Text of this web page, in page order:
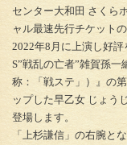
センター大和田 さくら
ャル最速先行チケット
2022年8月に上演し好
S”戦乱の亡者”雑賀孫一
称：「戦ステ」）』の
ップした早乙女 じょう
登場します。
「上杉謙信」の右腕と